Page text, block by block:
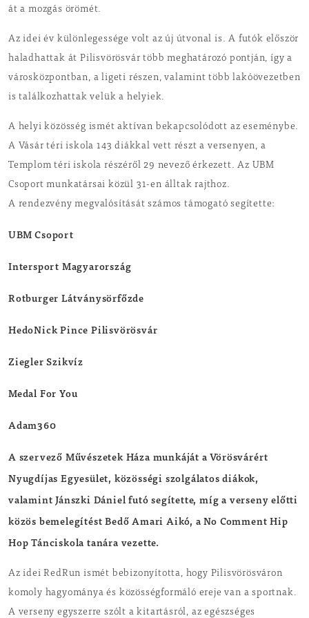
át a mozgás örömét.
Az idei év különlegessége volt az új útvonal is. A futók először
haladhattak át Pilisvörösvár több meghatározó pontján, így a
városközpontban, a ligeti részen, valamint több lakóövezetben
is találkozhattak velük a helyiek.
A helyi közösség ismét aktívan bekapcsolódott az eseménybe.
A Vásár téri iskola 143 diákkal vett részt a versenyen, a
Templom téri iskola részéről 29 nevező érkezett. Az UBM
Csoport munkatársai közül 31-en álltak rajthoz.
A rendezvény megvalósítását számos támogató segítette:
UBM Csoport
Intersport Magyarország
Rotburger Látványsörfőzde
HedoNick Pince Pilisvörösvár
Ziegler Szikvíz
Medal For You
Adam360
A szervező Művészetek Háza munkáját a Vörösvárért
Nyugdíjas Egyesület, közösségi szolgálatos diákok,
valamint Jánszki Dániel futó segítette, míg a verseny előtti
közös bemelegítést Bedő Amari Aikó, a No Comment Hip
Hop Tánciskola tanára vezette.
Az idei RedRun ismét bebizonyította, hogy Pilisvörösváron
komoly hagyománya és közösségformáló ereje van a sportnak.
A verseny egyszerre szólt a kitartásról, az egészséges